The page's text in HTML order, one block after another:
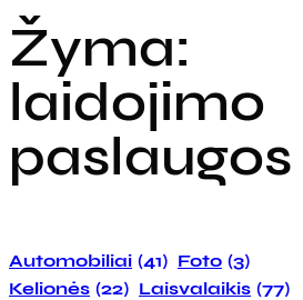
Žyma:
laidojimo
paslaugos
Automobiliai (41) Foto (3)
Kelionės (22) Laisvalaikis (77)